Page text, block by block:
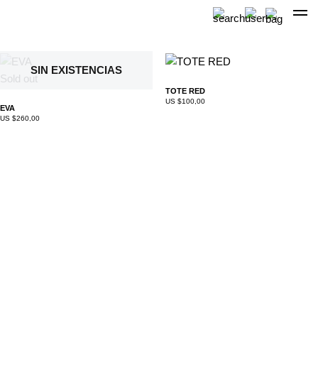
to
contentSIN EXISTENCIAS
Sold out
EVA
US $260,00
TOTE RED
US $100,00